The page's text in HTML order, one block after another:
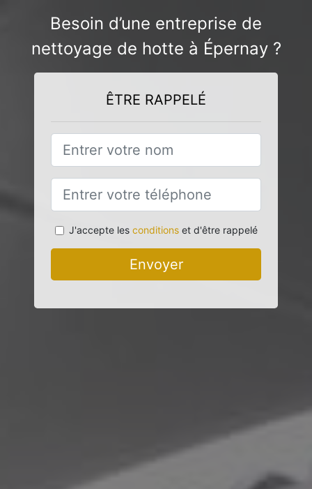
Besoin d’une entreprise de
nettoyage de hotte à Épernay ?
ÊTRE RAPPELÉ
J'accepte les conditionset d'être rappelé
Envoyer